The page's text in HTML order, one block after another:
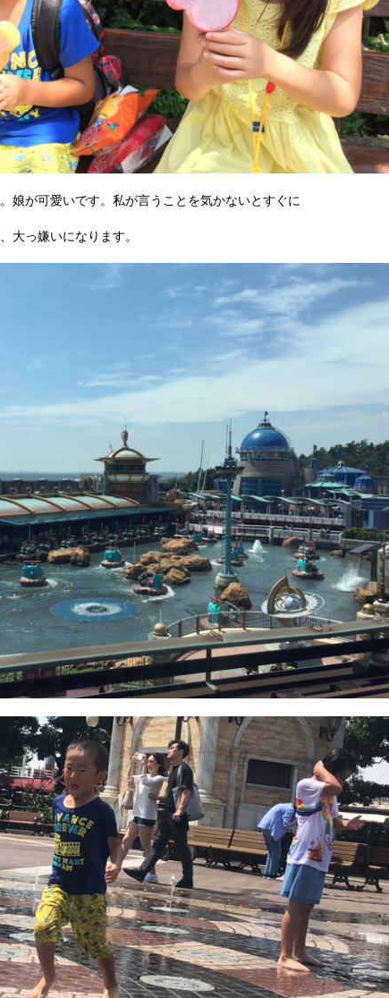
娘が可愛いです。私が言うことを気かないとすぐに
大っ嫌いになります。